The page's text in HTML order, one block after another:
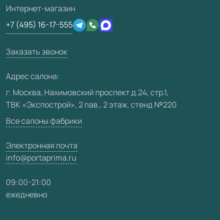
Отзывы клиентов
Техническая информация
Юридическая информация
3D-модели
Сертификаты
Производство
Вакансии
Видео
Карта сайта
Интернет-магазин
+7 (495) 16-17-555
Заказать звонок
Адрес салона:
г. Москва, Нахимовский проспект д.24, стр.1,
ТВК «Экспострой», 2 пав., 2 этаж, стенд №220
Все салоны фабрики
Электронная почта
info@portaprima.ru
09:00-21:00
ежедневно